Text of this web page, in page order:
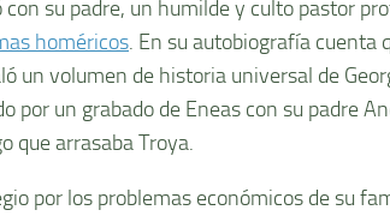
su padre, un humilde y culto pastor
homéricos. En su autobiografía cuenta
un volumen de historia universal de
por un grabado de Eneas con su padre
que arrasaba Troya.
por los problemas económicos de su